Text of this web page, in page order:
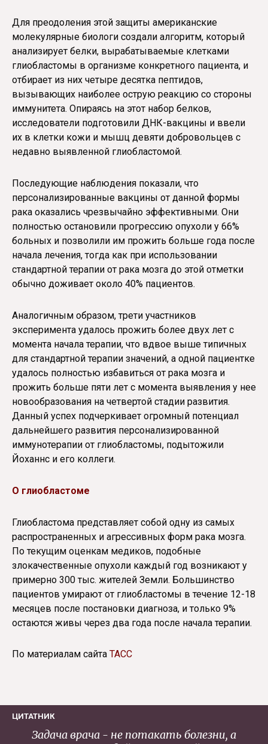
Для преодоления этой защиты американские
молекулярные биологи создали алгоритм, который
анализирует белки, вырабатываемые клетками
глиобластомы в организме конкретного пациента, и
отбирает из них четыре десятка пептидов,
вызывающих наиболее острую реакцию со стороны
иммунитета. Опираясь на этот набор белков,
исследователи подготовили ДНК-вакцины и ввели
их в клетки кожи и мышц девяти добровольцев с
недавно выявленной глиобластомой.
Последующие наблюдения показали, что
персонализированные вакцины от данной формы
рака оказались чрезвычайно эффективными. Они
полностью остановили прогрессию опухоли у 66%
больных и позволили им прожить больше года после
начала лечения, тогда как при использовании
стандартной терапии от рака мозга до этой отметки
обычно доживает около 40% пациентов.
Аналогичным образом, трети участников
эксперимента удалось прожить более двух лет с
момента начала терапии, что вдвое выше типичных
для стандартной терапии значений, а одной пациентке
удалось полностью избавиться от рака мозга и
прожить больше пяти лет с момента выявления у нее
новообразования на четвертой стадии развития.
Данный успех подчеркивает огромный потенциал
дальнейшего развития персонализированной
иммунотерапии от глиобластомы, подытожили
Йоханнс и его коллеги.
О глиобластоме
Глиобластома представляет собой одну из самых
распространенных и агрессивных форм рака мозга.
По текущим оценкам медиков, подобные
злокачественные опухоли каждый год возникают у
примерно 300 тыс. жителей Земли. Большинство
пациентов умирают от глиобластомы в течение 12-18
месяцев после постановки диагноза, и только 9%
остаются живы через два года после начала терапии.
По материалам сайта ТАСС
ЦИТАТНИК
Задача врача - не потакать болезни, а